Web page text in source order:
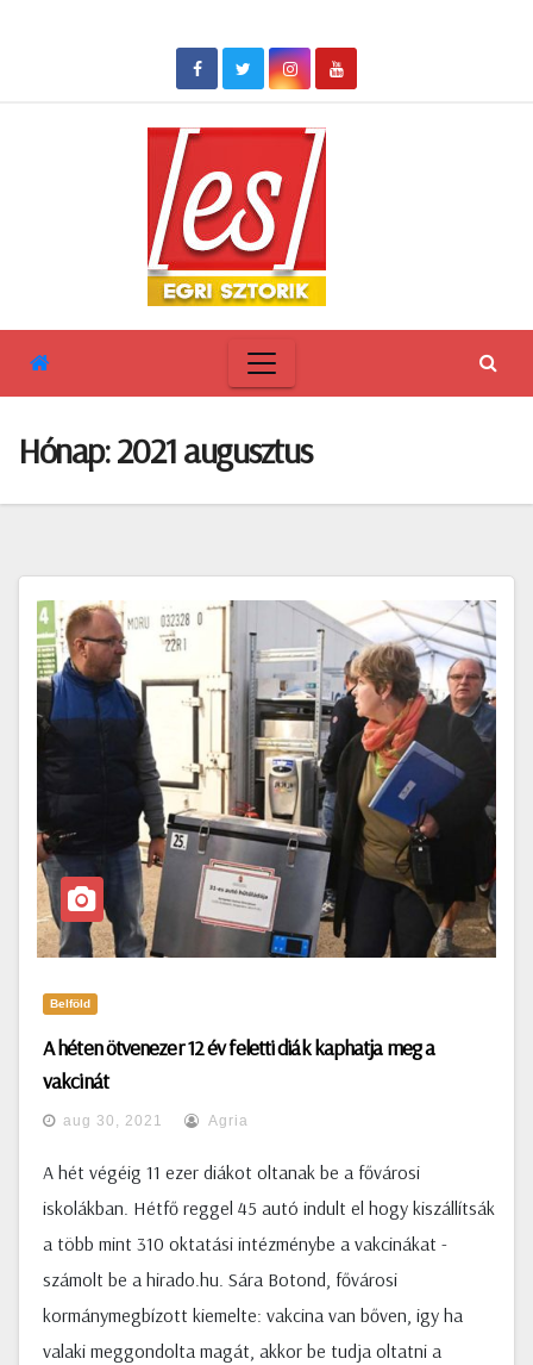
Hónap:2021 augusztus
Belföld
A héten ötvenezer 12 év feletti diák kaphatja meg a
vakcinát
aug 30, 2021 Agria
A hét végéig 11 ezer diákot oltanak be a fővárosi
iskolákban. Hétfő reggel 45 autó indult el hogy kiszállítsák
a több mint 310 oktatási intézménybe a vakcinákat -
számolt be a hirado.hu. Sára Botond, fővárosi
kormánymegbízott kiemelte: vakcina van bőven, igy ha
valaki meggondolta magát, akkor be tudja oltatni a